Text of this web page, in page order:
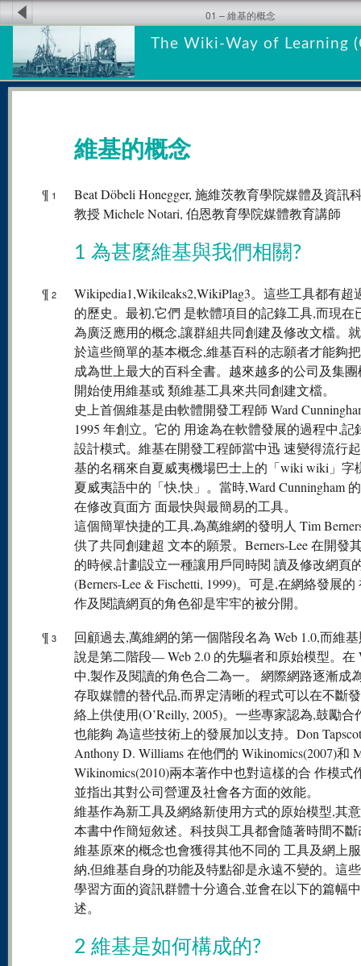
The Wiki-Way of Learning
01 – 維基的概念
維基的概念
¶ 1
Beat Döbeli Honegger, 施維茨教育學院媒體及資訊
教授 Michele Notari, 伯恩教育學院媒體教育講師
1 為甚麼維基與我們相關?
¶ 2
Wikipedia1,Wikileaks2,WikiPlag3。這些工具都有超
的歷史。最初,它們 是軟體項目的記錄工具,而現在
為廣泛應用的概念,讓群組共同創建及修改文檔。
於這些簡單的基本概念,維基百科的志願者才能夠
成為世上最大的百科全書。越來越多的公司及集
開始使用維基或 類維基工具來共同創建文檔。
史上首個維基是由軟體開發工程師 Ward
1995 年創立。它的 用途為在軟體發展的過程中,記
設計模式。維基在開發工程師當中迅 速變得流行
基的名稱來自夏威夷機場巴士上的「wiki wiki」字
夏威夷語中的「快,快」。當時,Ward Cunningham
在修改頁面方 面最快與最簡易的工具。
這個簡單快捷的工具,為萬維網的發明人 Tim
供了共同創建超 文本的願景。Berners-Lee 在開發
的時候,計劃設立一種讓用戶同時閱 讀及修改網頁
(Berners-Lee & Fischetti, 1999)。可是,在網絡發展的
作及閱讀網頁的角色卻是牢牢的被分開。
¶ 3
回顧過去,萬維網的第一個階段名為 Web 1.0,而維
說是第二階段— Web 2.0 的先驅者和原始模型。在
中,製作及閱讀的角色合二為一。 網際網路逐漸成
存取媒體的替代品,而界定清晰的程式可以在不斷
絡上供使用(O’Reilly, 2005)。一些專家認為,鼓勵合
也能夠 為這些技術上的發展加以支持。Don
Anthony D. Williams 在他們的 Wikinomics(2007)和
Wikinomics(2010)兩本著作中也對這樣的合 作模式
並指出其對公司營運及社會各方面的效能。
維基作為新工具及網絡新使用方式的原始模型,其
本書中作簡短敘述。科技與工具都會隨著時間不
維基原來的概念也會獲得其他不同的 工具及網上
納,但維基自身的功能及特點卻是永遠不變的。這
學習方面的資訊群體十分適合,並會在以下的篇幅
述。
2 維基是如何構成的?